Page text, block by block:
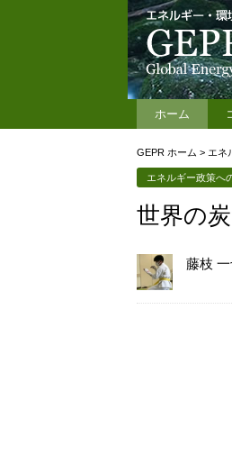
ホーム
GEPR ホーム > エネ
エネルギー政策へ
世界の
藤枝